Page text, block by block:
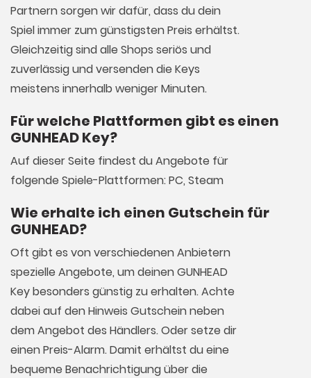
Partnern sorgen wir dafür, dass du dein
Spiel immer zum günstigsten Preis erhältst.
Gleichzeitig sind alle Shops seriös und
zuverlässig und versenden die Keys
meistens innerhalb weniger Minuten.
Für welche Plattformen gibt es einen
GUNHEAD Key?
Auf dieser Seite findest du Angebote für
folgende Spiele-Plattformen: PC, Steam
Wie erhalte ich einen Gutschein für
GUNHEAD?
Oft gibt es von verschiedenen Anbietern
spezielle Angebote, um deinen GUNHEAD
Key besonders günstig zu erhalten. Achte
dabei auf den Hinweis Gutschein neben
dem Angebot des Händlers. Oder setze dir
einen Preis-Alarm. Damit erhältst du eine
bequeme Benachrichtigung über die